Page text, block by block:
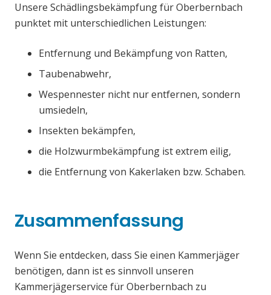
Unsere Schädlingsbekämpfung für Oberbernbach
punktet mit unterschiedlichen Leistungen:
Entfernung und Bekämpfung von Ratten,
Taubenabwehr,
Wespennester nicht nur entfernen, sondern
umsiedeln,
Insekten bekämpfen,
die Holzwurmbekämpfung ist extrem eilig,
die Entfernung von Kakerlaken bzw. Schaben.
Zusammenfassung
Wenn Sie entdecken, dass Sie einen Kammerjäger
benötigen, dann ist es sinnvoll unseren
Kammerjägerservice für Oberbernbach zu